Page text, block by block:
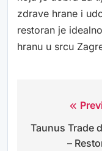
zdrave hrane i
restoran je
hranu u srcu
Navigacija
objava
Taunus Trade
–